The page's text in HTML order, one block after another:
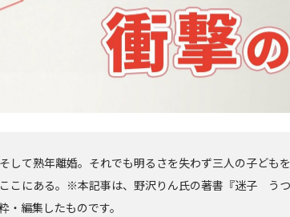
して熟年離婚。それでも明るさを失わず三人の子ども
こにある。※本記事は、野沢りん氏の著書『迷子 う
・編集したものです。